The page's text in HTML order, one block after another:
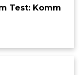
Test: Komm